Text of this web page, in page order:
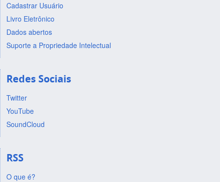
Cadastrar Usuário
Livro Eletrônico
Dados abertos
Suporte a Propriedade Intelectual
Redes Sociais
Twitter
YouTube
SoundCloud
RSS
O que é?